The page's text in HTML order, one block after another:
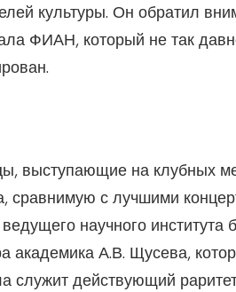
культуры. Он обратил
ФИАН, который не так
выступающие на клубных
сравнимую с лучшими
научного
академика А.В. Щусева,
служит действующий